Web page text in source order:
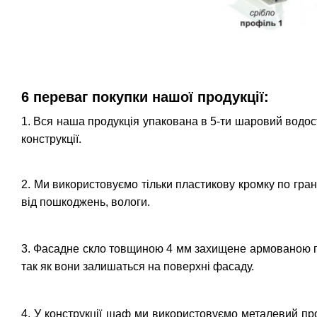
6 переваг покупки нашої продукції:
1. Вся наша продукція упакована в 5-ти шаровий
конструкції.
2. Ми використовуємо тільки пластикову кромку по
від пошкоджень, вологи.
3. Фасадне скло товщиною 4 мм захищене армованою
так як вони залишаться на поверхні фасаду.
4. У конструкції шаф ми використовуємо металевий